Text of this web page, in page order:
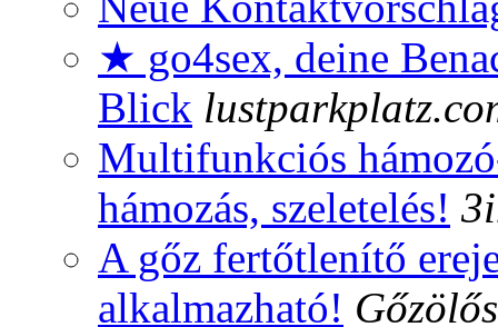
★ go4sex, deine
Blick
Multifunkciós
hámozás, szeletelés!
A gőz fertőtlenítő
alkalmazható!